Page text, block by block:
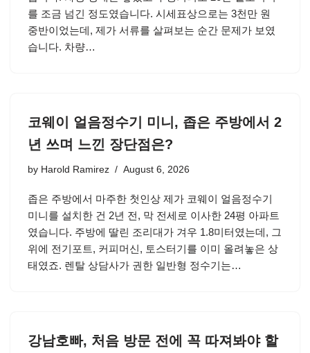
를 조금 넘긴 정도였습니다. 시세표상으로는 3천만 원
중반이었는데, 제가 서류를 살펴보는 순간 문제가 보였
습니다. 차량…
코웨이 얼음정수기 미니, 좁은 주방에서 2
년 쓰며 느낀 장단점은?
by Harold Ramirez August 6, 2026
좁은 주방에서 마주한 첫인상 제가 코웨이 얼음정수기
미니를 설치한 건 2년 전, 막 전세로 이사한 24평 아파트
였습니다. 주방에 딸린 조리대가 겨우 1.8미터였는데, 그
위에 전기포트, 커피머신, 토스터기를 이미 올려놓은 상
태였죠. 렌탈 상담사가 권한 일반형 정수기는…
강남호빠, 처음 방문 전에 꼭 따져봐야 할